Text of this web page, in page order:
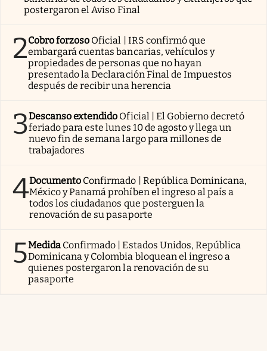
postergaron el Aviso Final
2Cobro forzoso Oficial | IRS confirmó que
embargará cuentas bancarias, vehículos y
propiedades de personas que no hayan
presentado la Declaración Final de Impuestos
después de recibir una herencia
3Descanso extendido Oficial | El Gobierno decretó
feriado para este lunes 10 de agosto y llega un
nuevo fin de semana largo para millones de
trabajadores
4Documento Confirmado | República Dominicana,
México y Panamá prohíben el ingreso al país a
todos los ciudadanos que posterguen la
renovación de su pasaporte
5Medida Confirmado | Estados Unidos, República
Dominicana y Colombia bloquean el ingreso a
quienes postergaron la renovación de su
pasaporte